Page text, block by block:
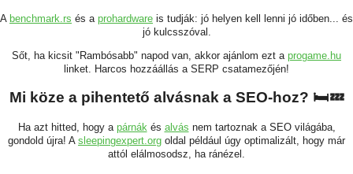
A benchmark.rs és a prohardware is tudják: jó helyen kell lenni jó időben... és
jó kulcsszóval.
Sőt, ha kicsit "Rambósabb" napod van, akkor ajánlom ezt a progame.hu
linket. Harcos hozzáállás a SERP csatamezőjén!
Mi köze a pihentető alvásnak a SEO-hoz? 🛏️💤
Ha azt hitted, hogy a párnákés alvás nem tartoznak a SEO világába,
gondold újra! A sleepingexpert.org oldal például úgy optimalizált, hogy már
attól elálmosodsz, ha ránézel.